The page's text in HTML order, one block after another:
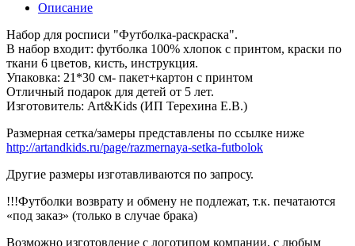
Описание
Набор для росписи "Футболка-раскраска".
В набор входит: футболка 100% хлопок с принтом, краски по
ткани 6 цветов, кисть, инструкция.
Упаковка: 21*30 см- пакет+картон с принтом
Отличный подарок для детей от 5 лет.
Изготовитель: Art&Kids (ИП Терехина Е.В.)
Размерная сетка/замеры представлены по ссылке ниже
http://artandkids.ru/page/razmernaya-setka-futbolok
Другие размеры изготавливаются по запросу.
!!!Футболки возврату и обмену не подлежат, т.к. печатаются
«под заказ» (только в случае брака)
Возможно изготовление с логотипом компании, с любым